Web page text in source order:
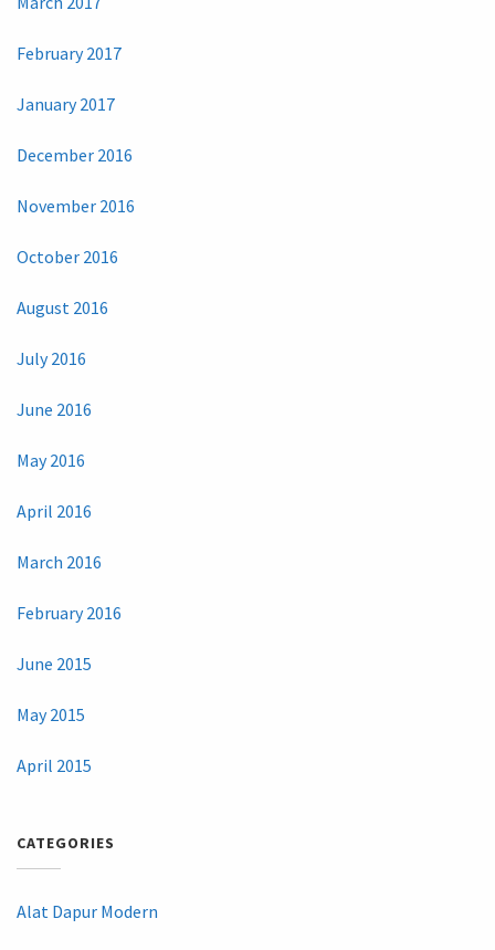
February 2017
January 2017
December 2016
November 2016
October 2016
August 2016
July 2016
June 2016
May 2016
April 2016
March 2016
February 2016
June 2015
May 2015
April 2015
CATEGORIES
Alat Dapur Modern